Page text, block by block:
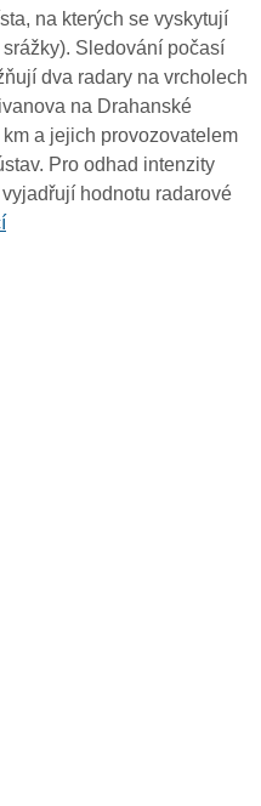
na kterých se vyskytují
srážky). Sledování počasí
dva radary na vrcholech
na Drahanské
a jejich provozovatelem
Pro odhad intenzity
hodnotu radarové